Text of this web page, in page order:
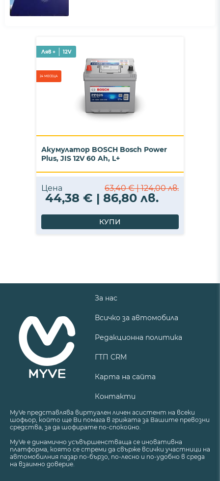
Ляв + 12V
24 МЕСЕЦА
Акумулатор BOSCH Bosch Power
Plus, JIS 12V 60 Ah, L+
Цена 63,40 € | 124,00 лв.
44,38 € | 86,80 лв.
КУПИ
За нас
Всичко за автомобила
Редакционна политика
ГТП CRM
Карта на сайта
Контакти
MyVe представлява виртуален личен асистент на всеки
шофьор, който ще Ви помага в грижата за Вашите превозни
средства, за да шофирате по-спокойно.
MyVe е динамично усъвършенстваща се иновативна
платформа, която се стреми да свърже всички участници на
автомобилния пазар по-бързо, по-лесно и по-удобно в среда
на взаимно доверие.